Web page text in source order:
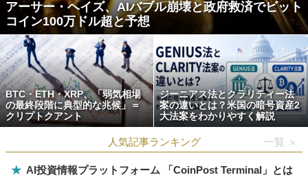
アーサー・ヘイズ、AIバブル崩壊と政府救済でビット
コイン100万ドル超と予想
BTC・ETH・XRP、「弱気相場
の最終段階に典型的な兆候」＝
クリプトクアント
ジーニアス法とクラリティー法
案の違いとは？米国の暗号資産2
大法案をわかりやすく解説
人気記事ランキング 一覧 ＞
★ AI投資情報プラットフォーム 「CoinPost Terminal」とは